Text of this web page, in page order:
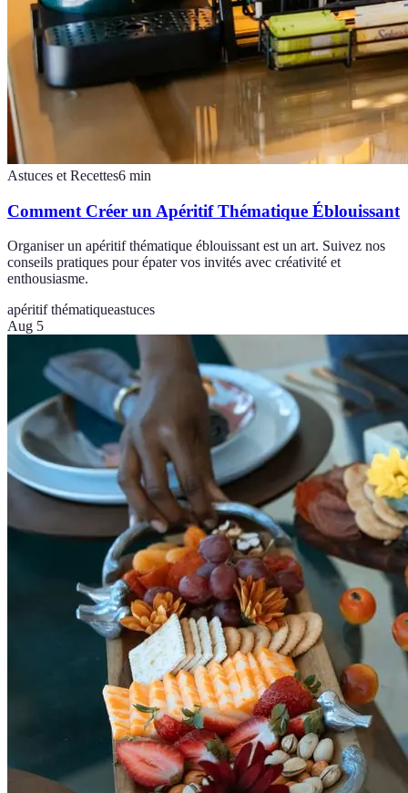
Astuces et Recettes6 min
Comment Créer un Apéritif Thématique Éblouissant
Organiser un apéritif thématique éblouissant est un art. Suivez nos
conseils pratiques pour épater vos invités avec créativité et
enthousiasme.
apéritif thématiqueastuces
Aug 5